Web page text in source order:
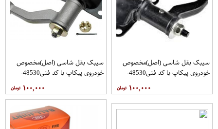
سیبک بقل شاسی (اصل)مخصوص
خودروی پیکاپ با کد فنی48530-
۱۰۰,۰۰۰
سیبک بقل شاسی (اصل)مخصوص
خودروی پیکاپ با کد فنی48530-
۱۰۰,۰۰۰